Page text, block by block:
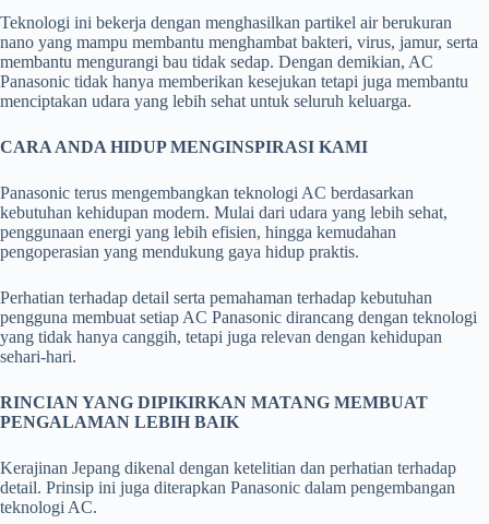
Teknologi ini bekerja dengan menghasilkan partikel air berukuran
nano yang mampu membantu menghambat bakteri, virus, jamur, serta
membantu mengurangi bau tidak sedap. Dengan demikian, AC
Panasonic tidak hanya memberikan kesejukan tetapi juga membantu
menciptakan udara yang lebih sehat untuk seluruh keluarga.
CARA ANDA HIDUP MENGINSPIRASI KAMI
Panasonic terus mengembangkan teknologi AC berdasarkan
kebutuhan kehidupan modern. Mulai dari udara yang lebih sehat,
penggunaan energi yang lebih efisien, hingga kemudahan
pengoperasian yang mendukung gaya hidup praktis.
Perhatian terhadap detail serta pemahaman terhadap kebutuhan
pengguna membuat setiap AC Panasonic dirancang dengan teknologi
yang tidak hanya canggih, tetapi juga relevan dengan kehidupan
sehari-hari.
RINCIAN YANG DIPIKIRKAN MATANG MEMBUAT
PENGALAMAN LEBIH BAIK
Kerajinan Jepang dikenal dengan ketelitian dan perhatian terhadap
detail. Prinsip ini juga diterapkan Panasonic dalam pengembangan
teknologi AC.